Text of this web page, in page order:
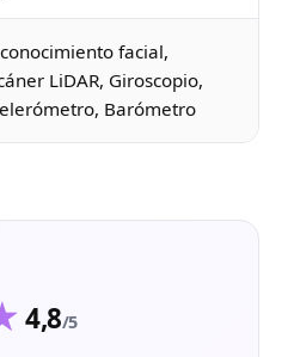
facial,
LiDAR, Giroscopio,
Barómetro
4,8/5